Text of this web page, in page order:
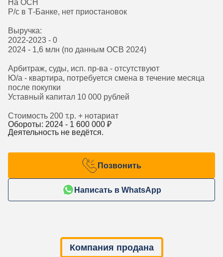
На ОСН
Р/с в Т-Банке, нет приостановок
Выручка:
2022-2023 - 0
2024 - 1,6 млн (по данным ОСВ 2024)
Арбитраж, суды, исп. пр-ва - отсутствуют
Ю/а - квартира, потребуется смена в течение месяца
после покупки
Уставный капитал 10 000 рублей
Стоимость 200 т.р. + нотариат
Обороты: 2024 - 1 600 000 ₽
Деятельность не ведётся.
Позвонить
Написать в WhatsApp
Компания продана